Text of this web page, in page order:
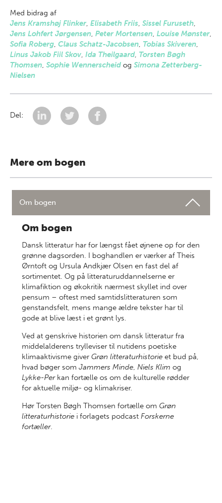
Med bidrag af
Jens Kramshøj Flinker, Elisabeth Friis, Sissel Furuseth,
Jens Lohfert Jørgensen, Peter Mortensen, Louise Mønster,
Sofia Roberg, Claus Schatz-Jacobsen, Tobias Skiveren,
Linus Jakob Fiil Skov, Ida Theilgaard, Torsten Bøgh
Thomsen, Sophie Wennerscheidog Simona Zetterberg-
Nielsen
Del:
Mere om bogen
Om bogen
Om bogen
Dansk litteratur har for længst fået øjnene op for den
grønne dagsorden. I boghandlen er værker af Theis
Ørntoft og Ursula Andkjær Olsen en fast del af
sortimentet. Og på litteraturuddannelserne er
klimafiktion og økokritik nærmest skyllet ind over
pensum – oftest med samtidslitteraturen som
genstandsfelt, mens mange ældre tekster har til
gode at blive læst i et grønt lys.
Ved at genskrive historien om dansk litteratur fra
middelalderens trylleviser til nutidens poetiske
klimaaktivisme giver Grøn litteraturhistorie et bud på,
hvad bøger som Jammers Minde, Niels Klim og
Lykke-Perkan fortælle os om de kulturelle rødder
for aktuelle miljø- og klimakriser.
Hør Torsten Bøgh Thomsen fortælle om Grøn
litteraturhistorie i forlagets podcast Forskerne
fortæller.